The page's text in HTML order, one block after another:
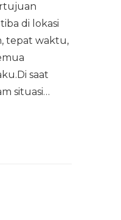
di lokasi
tepat waktu,
saat
situasi…